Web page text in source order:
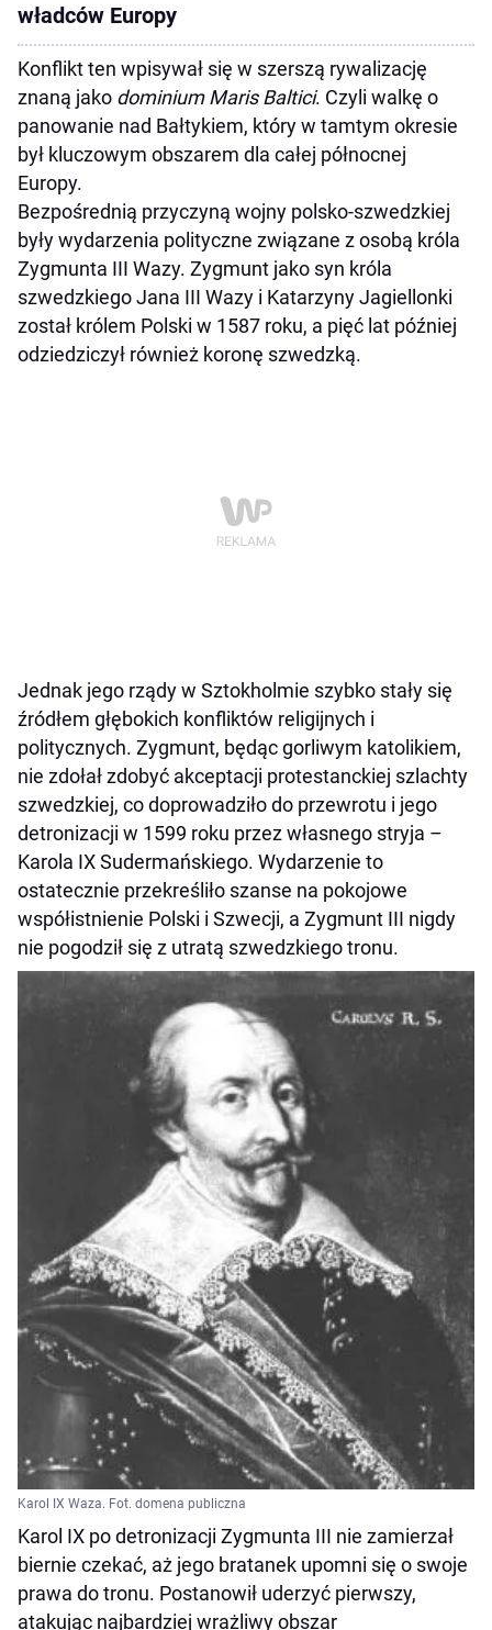
władców Europy
Konflikt ten wpisywał się w szerszą rywalizację
znaną jako dominium Maris Baltici. Czyli walkę o
panowanie nad Bałtykiem, który w tamtym okresie
był kluczowym obszarem dla całej północnej
Europy.
Bezpośrednią przyczyną wojny polsko-szwedzkiej
były wydarzenia polityczne związane z osobą króla
Zygmunta III Wazy. Zygmunt jako syn króla
szwedzkiego Jana III Wazy i Katarzyny Jagiellonki
został królem Polski w 1587 roku, a pięć lat później
odziedziczył również koronę szwedzką.
Jednak jego rządy w Sztokholmie szybko stały się
źródłem głębokich konfliktów religijnych i
politycznych. Zygmunt, będąc gorliwym katolikiem,
nie zdołał zdobyć akceptacji protestanckiej szlachty
szwedzkiej, co doprowadziło do przewrotu i jego
detronizacji w 1599 roku przez własnego stryja –
Karola IX Sudermańskiego. Wydarzenie to
ostatecznie przekreśliło szanse na pokojowe
współistnienie Polski i Szwecji, a Zygmunt III nigdy
nie pogodził się z utratą szwedzkiego tronu.
Karol IX Waza. Fot. domena publiczna
Karol IX po detronizacji Zygmunta III nie zamierzał
biernie czekać, aż jego bratanek upomni się o swoje
prawa do tronu. Postanowił uderzyć pierwszy,
atakując najbardziej wrażliwy obszar